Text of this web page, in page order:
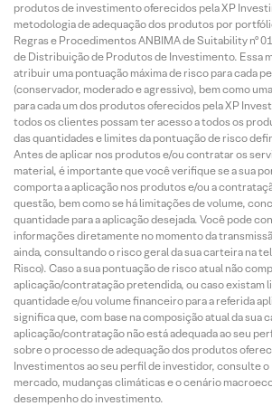
produtos de investimento oferecidos pela XP
metodologia de adequação dos produtos por
Regras e Procedimentos ANBIMA de Suitability nº
de Distribuição de Produtos de Investimento. Essa
atribuir uma pontuação máxima de risco para cada
(conservador, moderado e agressivo), bem como
para cada um dos produtos oferecidos pela XP
todos os clientes possam ter acesso a todos os
das quantidades e limites da pontuação de risco
Antes de aplicar nos produtos e/ou contratar os
material, é importante que você verifique se a sua
comporta a aplicação nos produtos e/ou a
questão, bem como se há limitações de volume,
quantidade para a aplicação desejada. Você pode
informações diretamente no momento da
ainda, consultando o risco geral da sua carteira na
Risco). Caso a sua pontuação de risco atual não
aplicação/contratação pretendida, ou caso existam
quantidade e/ou volume financeiro para a referida
significa que, com base na composição atual da sua
aplicação/contratação não está adequada ao seu
sobre o processo de adequação dos produtos
Investimentos ao seu perfil de investidor, consulte o
mercado, mudanças climáticas e o cenário
desempenho do investimento.